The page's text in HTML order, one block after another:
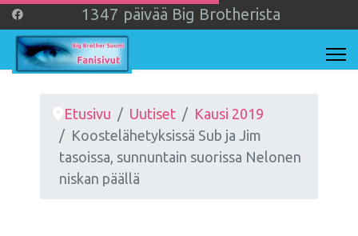
1 347 päivää Big Brotherista
Etusivu Uutiset
Kausi 2019
Koostelähetyksissä Sub ja Jim
tasoissa, sunnuntain suorissa Nelonen
niskan päällä